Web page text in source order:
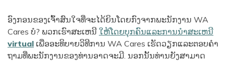
ອົງກອນຂອງເຈົ້າສົນໃຈທີ່ຈະໄດ້ຍິນໂດຍກົງຈາກພະນັກງານ WA
Cares ບໍ? ພວກ​ເຮົາ​ສະ​ເຫນີ ​ໃຫ້​ໂດຍ​ບຸກ​ຄົນ​ແລະ​ການ​ນໍາ​ສະ​ເຫນີ
virtual ເພື່ອ​ອະ​ທິ​ບາຍ​ວິ​ທີ​ການ WA Cares ເຮັດ​ວຽກ​ແລະ​ຕອບ​ຄໍາ​
ຖາມ​ທີ່​ພະ​ນັກ​ງານ​ຂອງ​ທ່ານ​ອາດ​ຈະ​ມີ​. ນອກນັ້ນທ່ານຍັງສາມາດ